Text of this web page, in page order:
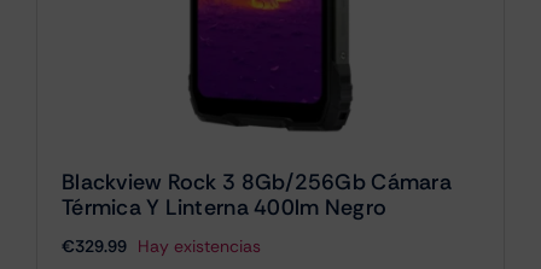
Blackview Rock 3 8Gb/256Gb Cámara
Térmica Y Linterna 400lm Negro
€329.99 Hay existencias